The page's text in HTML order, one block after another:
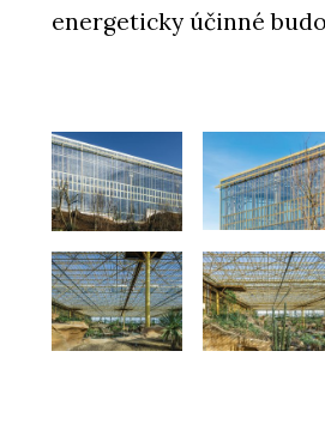
energeticky účinné